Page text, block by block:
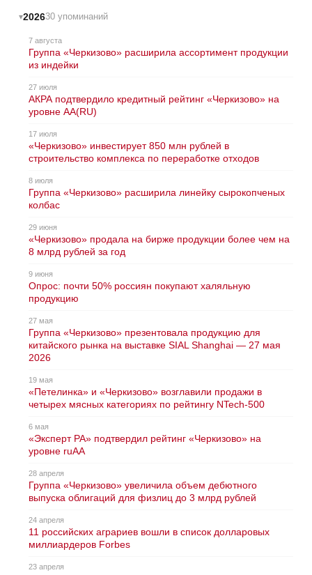
202630 упоминаний
7 августа
Группа «Черкизово» расширила ассортимент продукции
из индейки
27 июля
АКРА подтвердило кредитный рейтинг «Черкизово» на
уровне АА(RU)
17 июля
«Черкизово» инвестирует 850 млн рублей в
строительство комплекса по переработке отходов
8 июля
Группа «Черкизово» расширила линейку сырокопченых
колбас
29 июня
«Черкизово» продала на бирже продукции более чем на
8 млрд рублей за год
9 июня
Опрос: почти 50% россиян покупают халяльную
продукцию
27 мая
Группа «Черкизово» презентовала продукцию для
китайского рынка на выставке SIAL Shanghai — 27 мая
2026
19 мая
«Петелинка» и «Черкизово» возглавили продажи в
четырех мясных категориях по рейтингу NTech-500
6 мая
«Эксперт РА» подтвердил рейтинг «Черкизово» на
уровне ruAA
28 апреля
Группа «Черкизово» увеличила объем дебютного
выпуска облигаций для физлиц до 3 млрд рублей
24 апреля
11 российских аграриев вошли в список долларовых
миллиардеров Forbes
23 апреля